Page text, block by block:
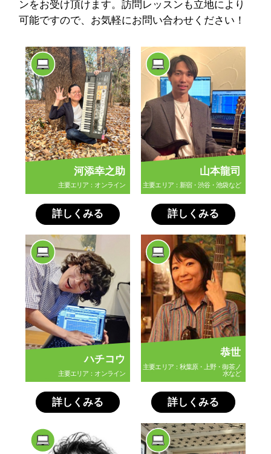
ンをお受け頂けます。訪問レッスンも立地により
可能ですので、お気軽にお問い合わせください！
河添幸之助
主要エリア：オンライン
詳しくみる
山本龍司
主要エリア：新宿・渋谷・池袋など
詳しくみる
ハチコウ
主要エリア：オンライン
詳しくみる
恭世
主要エリア：秋葉原・上野・御茶ノ
水など
詳しくみる